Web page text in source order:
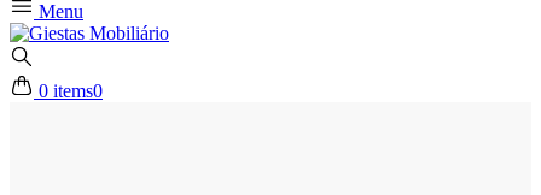
Menu
0 items0